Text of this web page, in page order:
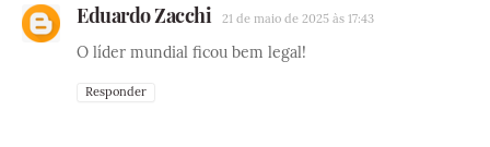
Eduardo Zacchi 21 de maio de 2025 às 17:43
O líder mundial ficou bem legal!
Responder